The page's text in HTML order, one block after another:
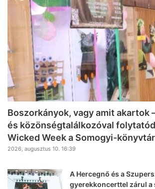
Boszorkányok, vagy amit akartok
és közönségtalálkozóval
Wicked Week a Somogyi-
2026, augusztus 10. 16:39
A Hercegnő és a
gyerekkoncerttel zárul a